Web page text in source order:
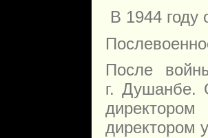
В 1944 году
После
г. Душанбе.
директором